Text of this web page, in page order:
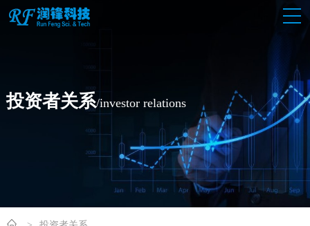
投资者关系/investor relations